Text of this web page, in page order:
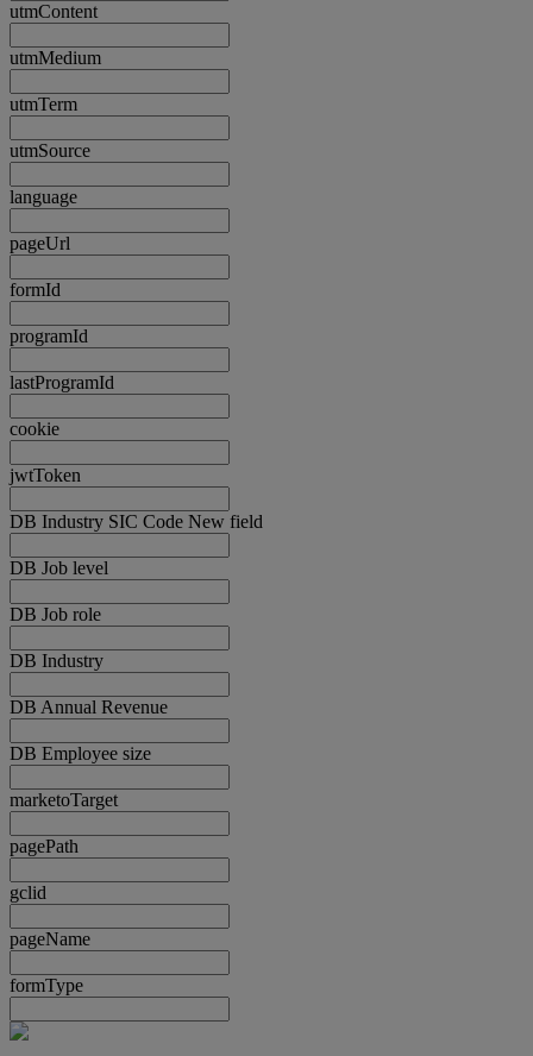
utmContent
utmMedium
utmTerm
utmSource
language
pageUrl
formId
programId
lastProgramId
cookie
jwtToken
DB Industry SIC Code New field
DB Job level
DB Job role
DB Industry
DB Annual Revenue
DB Employee size
marketoTarget
pagePath
gclid
pageName
formType